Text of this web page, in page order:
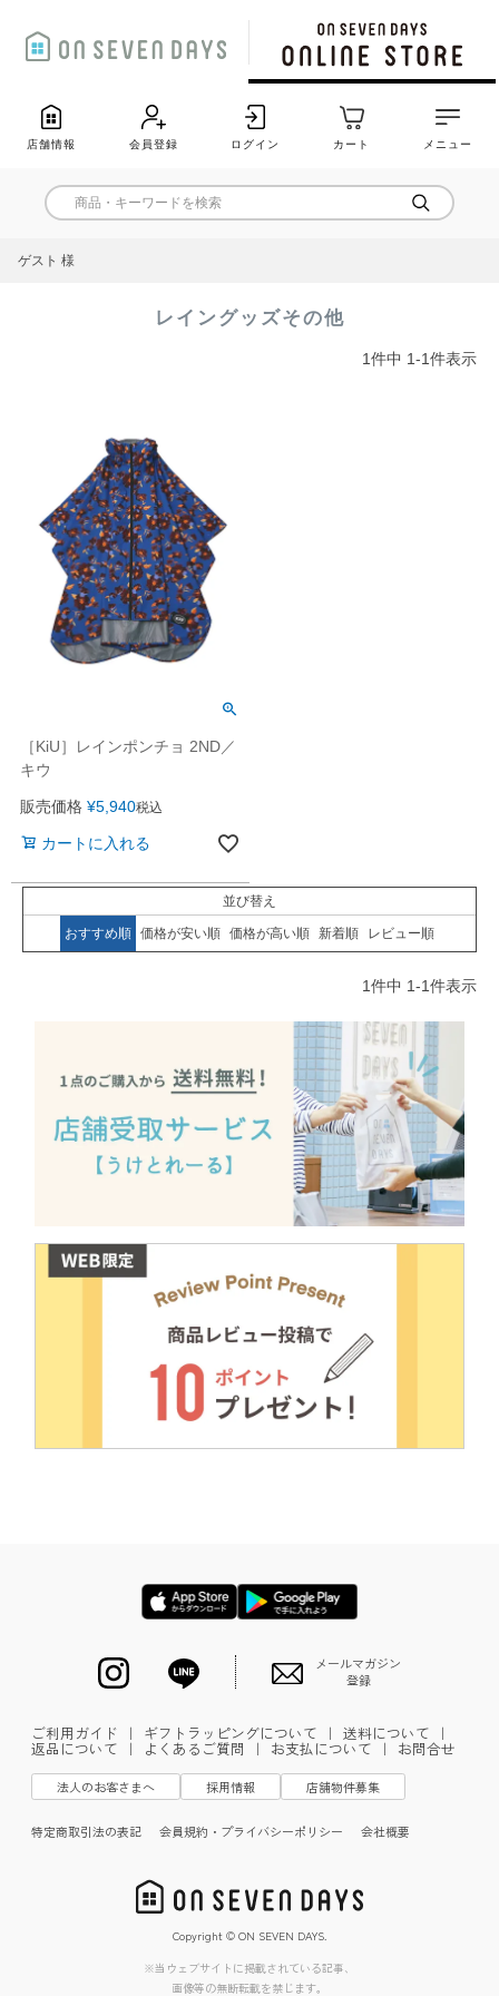
店舗情報 会員登録 ログイン カート メニュー
ゲスト 様
レイングッズその他
1件中 1-1件表示
［KiU］レインポンチョ 2ND／
キウ
販売価格 ¥5,940税込
カートに入れる
並び替え
おすすめ順 価格が安い順 価格が高い順 新着順 レビュー順
1件中 1-1件表示
メールマガジン
登録
ご利用ガイド ｜ ギフトラッピングについて ｜ 送料について ｜
返品について ｜ よくあるご質問 ｜ お支払について ｜ お問合せ
法人のお客さまへ 採用情報 店舗物件募集
特定商取引法の表記 会員規約・プライバシーポリシー 会社概要
Copyright © ON SEVEN DAYS.
※当ウェブサイトに掲載されている記事、
画像等の無断転載を禁じます。